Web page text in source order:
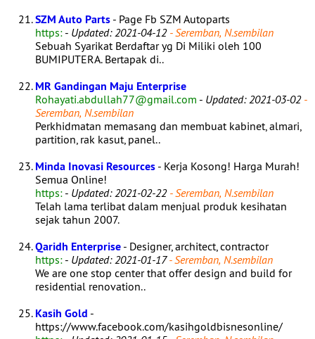
SZM Auto Parts - Page Fb SZM Autoparts
https: - Updated: 2021-04-12- Seremban, N.sembilan
Sebuah Syarikat Berdaftar yg Di Miliki oleh 100
BUMIPUTERA. Bertapak di..
MR Gandingan Maju Enterprise
Rohayati.abdullah77@gmail.com - Updated: 2021-03-02-
Seremban, N.sembilan
Perkhidmatan memasang dan membuat kabinet, almari,
partition, rak kasut, panel..
Minda Inovasi Resources - Kerja Kosong! Harga Murah!
Semua Online!
https: - Updated: 2021-02-22- Seremban, N.sembilan
Telah lama terlibat dalam menjual produk kesihatan
sejak tahun 2007.
Qaridh Enterprise - Designer, architect, contractor
https: - Updated: 2021-01-17- Seremban, N.sembilan
We are one stop center that offer design and build for
residential renovation..
Kasih Gold -
https://www.facebook.com/kasihgoldbisnesonline/